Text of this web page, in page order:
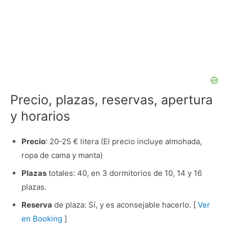
Precio, plazas, reservas, apertura
y horarios
Precio: 20-25 € litera (El precio incluye almohada,
ropa de cama y manta)
Plazastotales: 40, en 3 dormitorios de 10, 14 y 16
plazas.
Reserva de plaza: Sí, y es aconsejable hacerlo. [ Ver
en Booking ]